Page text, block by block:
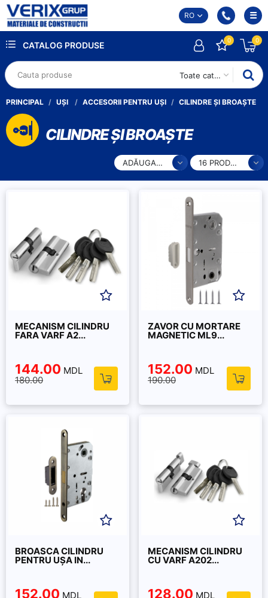
RO
CATALOG PRODUSE
Toate categoriile
0 0
PRINCIPAL UȘI ACCESORII PENTRU UȘI CILINDRE ȘI BROAȘTE
CILINDRE ȘI BROAȘTE
ADĂUGARE 16 PRODUSE
MECANISM CILINDRU
FARA VARF A2...
144.00 MDL
180.00
ZAVOR CU MORTARE
MAGNETIC ML9...
152.00 MDL
190.00
BROASCA CILINDRU
PENTRU UȘA IN...
152.00 MDL
MECANISM CILINDRU
CU VARF A202...
128.00 MDL